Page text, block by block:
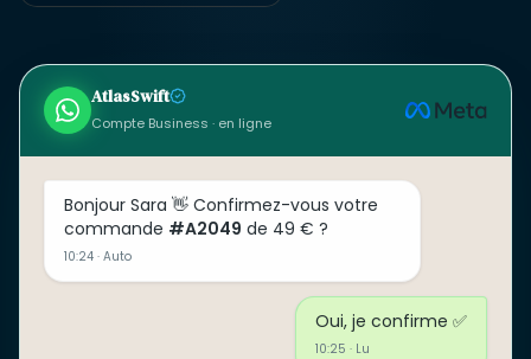
AtlasSwift
Compte Business · en ligne
Bonjour Sara 👋 Confirmez-vous votre
commande #A2049 de 49 € ?
10:24 · Auto
Oui, je confirme ✅
10:25 · Lu